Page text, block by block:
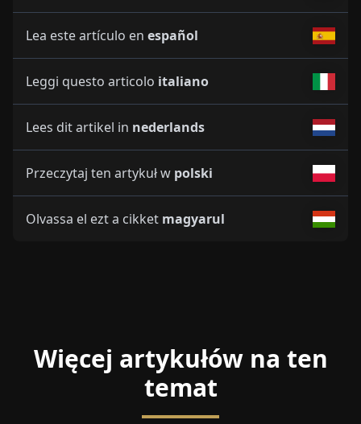
Lea este artículo en español
Leggi questo articolo italiano
Lees dit artikel in nederlands
Przeczytaj ten artykuł w polski
Olvassa el ezt a cikket magyarul
Więcej artykułów na ten
temat